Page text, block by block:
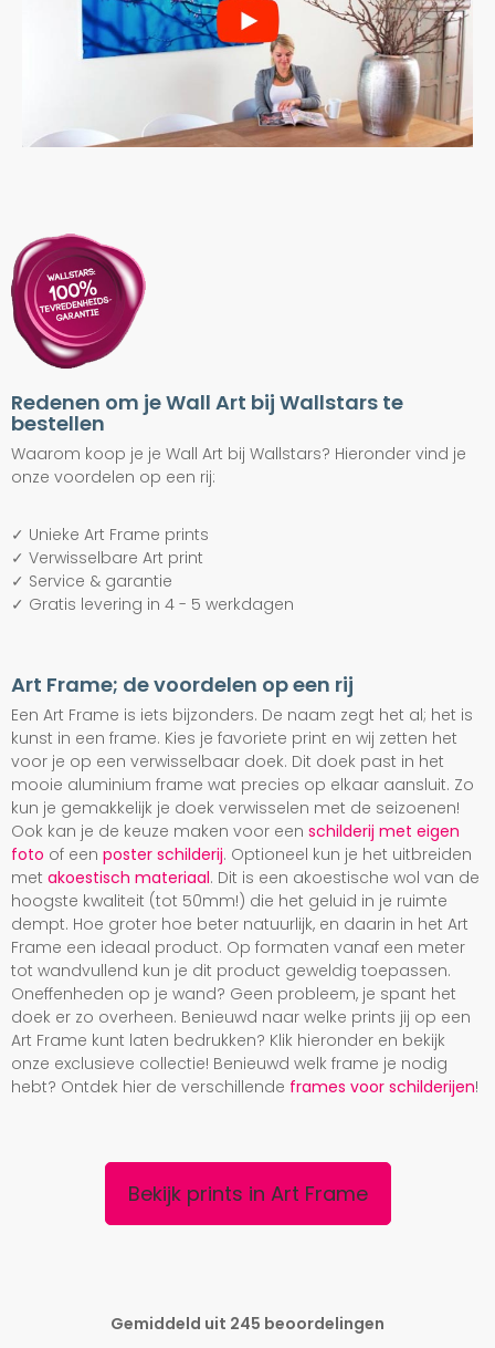
Redenen om je Wall Art bij Wallstars te
bestellen
Waarom koop je je Wall Art bij Wallstars? Hieronder vind je
onze voordelen op een rij:
✓ Unieke Art Frame prints
✓ Verwisselbare Art print
✓ Service & garantie
✓ Gratis levering in 4 - 5 werkdagen
Art Frame; de voordelen op een rij
Een Art Frame is iets bijzonders. De naam zegt het al; het is
kunst in een frame. Kies je favoriete print en wij zetten het
voor je op een verwisselbaar doek. Dit doek past in het
mooie aluminium frame wat precies op elkaar aansluit. Zo
kun je gemakkelijk je doek verwisselen met de seizoenen!
Ook kan je de keuze maken voor een schilderij met eigen
foto of een poster schilderij. Optioneel kun je het uitbreiden
met akoestisch materiaal. Dit is een akoestische wol van de
hoogste kwaliteit (tot 50mm!) die het geluid in je ruimte
dempt. Hoe groter hoe beter natuurlijk, en daarin in het Art
Frame een ideaal product. Op formaten vanaf een meter
tot wandvullend kun je dit product geweldig toepassen.
Oneffenheden op je wand? Geen probleem, je spant het
doek er zo overheen. Benieuwd naar welke prints jij op een
Art Frame kunt laten bedrukken? Klik hieronder en bekijk
onze exclusieve collectie! Benieuwd welk frame je nodig
hebt? Ontdek hier de verschillende frames voor schilderijen!
Bekijk prints in Art Frame
Gemiddeld uit 245 beoordelingen